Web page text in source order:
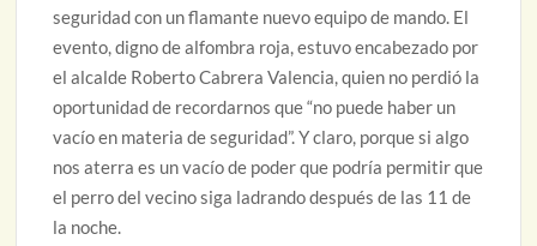
seguridad con un flamante nuevo equipo de mando. El
evento, digno de alfombra roja, estuvo encabezado por
el alcalde Roberto Cabrera Valencia, quien no perdió la
oportunidad de recordarnos que “no puede haber un
vacío en materia de seguridad”. Y claro, porque si algo
nos aterra es un vacío de poder que podría permitir que
el perro del vecino siga ladrando después de las 11 de
la noche.